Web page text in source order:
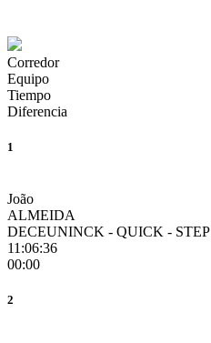
Corredor
Equipo
Tiempo
Diferencia
1
João
ALMEIDA
DECEUNINCK - QUICK - STEP
11:06:36
00:00
2